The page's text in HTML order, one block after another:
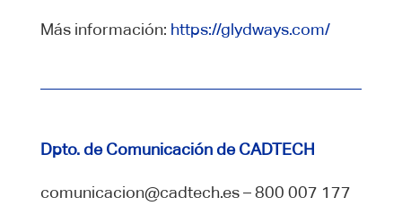
Más información: https://glydways.com/
Dpto. de Comunicación de CADTECH
comunicacion@cadtech.es – 800 007 177